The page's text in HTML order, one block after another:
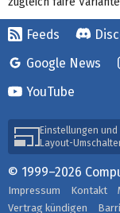
Feeds
Google News
YouTube
Einstellungen und
Layout-
© 1999–2026
Impressum Kontakt
Vertrag kündigen